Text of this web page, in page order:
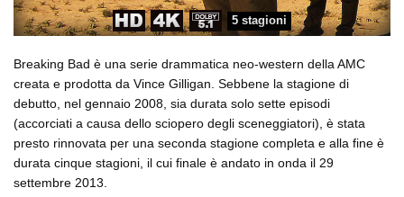
5 stagioni
Breaking Bad è una serie drammatica neo-western della AMC
creata e prodotta da Vince Gilligan. Sebbene la stagione di
debutto, nel gennaio 2008, sia durata solo sette episodi
(accorciati a causa dello sciopero degli sceneggiatori), è stata
presto rinnovata per una seconda stagione completa e alla fine è
durata cinque stagioni, il cui finale è andato in onda il 29
settembre 2013.